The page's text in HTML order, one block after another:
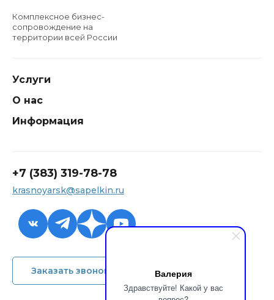
Валерия
Здравствуйте! Какой у вас
+7 (383) 319-78-78
krasnoyarsk@sapelkin.ru
Комплексное бизнес-
сопровождение на
территории всей России
Услуги
О нас
Информация
+7 (383) 319-78-78
krasnoyarsk@sapelkin.ru
Заказать звонок